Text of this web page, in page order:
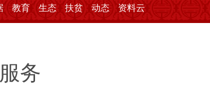
教育 生态 扶贫 动态 资料云
务